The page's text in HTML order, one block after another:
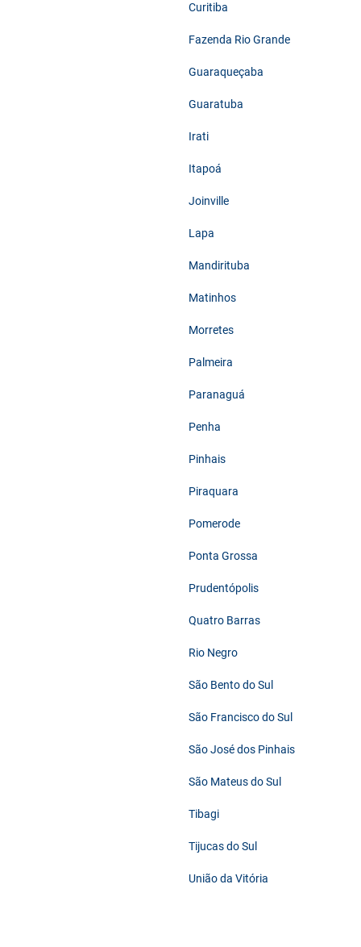
Curitiba
Fazenda Rio Grande
Guaraqueçaba
Guaratuba
Irati
Itapoá
Joinville
Lapa
Mandirituba
Matinhos
Morretes
Palmeira
Paranaguá
Penha
Pinhais
Piraquara
Pomerode
Ponta Grossa
Prudentópolis
Quatro Barras
Rio Negro
São Bento do Sul
São Francisco do Sul
São José dos Pinhais
São Mateus do Sul
Tibagi
Tijucas do Sul
União da Vitória